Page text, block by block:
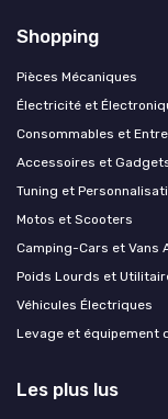
Shopping
Pièces Mécaniques
Électricité et
Consommables et
Accessoires et
Tuning et
Motos et Scooters
Camping-Cars et Vans
Poids Lourds et
Véhicules Électriques
Levage et équipement
Les plus lus